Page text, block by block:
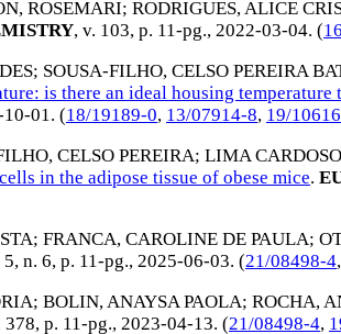
ROSEMARI; RODRIGUES, ALICE
, v. 103, p. 11-pg., 2022-03-04. (
; SOUSA-FILHO, CELSO PEREIRA
is there an ideal housing
01. (18/19189-0, 13/07914-8, 19/
CELSO PEREIRA; LIMA
in the adipose tissue of obese mice.
; FRANCA, CAROLINE DE PAULA;
5, n. 6, p. 11-pg., 2025-06-03. (21/08498-4,
; BOLIN, ANAYSA PAOLA; ROCHA,
378, p. 11-pg., 2023-04-13. (21/08498-4,